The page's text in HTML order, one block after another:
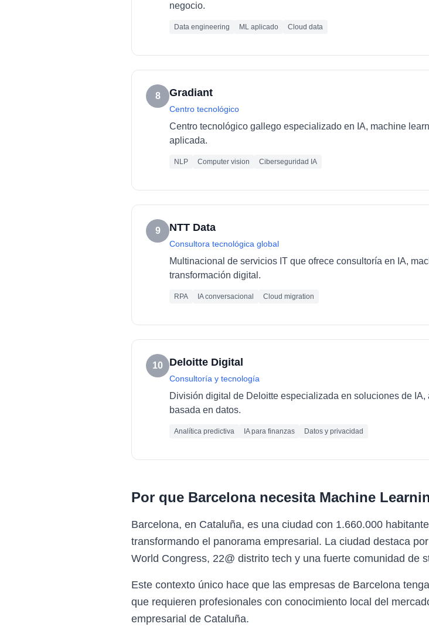
negocio.
Data engineering ML aplicado Cloud data
8 Gradiant
Centro tecnológico
Centro tecnológico gallego especializado en IA, machine
aplicada.
NLP Computer vision Ciberseguridad IA
9 NTT Data
Consultora tecnológica global
Multinacional de servicios IT que ofrece consultoría en IA,
transformación digital.
RPA IA conversacional Cloud migration
10 Deloitte Digital
Consultoría y tecnología
División digital de Deloitte especializada en soluciones de
basada en datos.
Analítica predictiva IA para finanzas Datos y privacidad
Por que Barcelonanecesita Machine
Barcelona, en Cataluña, es una ciudad con 1.660.000
transformando el panorama empresarial. La ciudad destaca
World Congress, 22@ distrito tech y una fuerte comunidad de
Este contexto único hace que las empresas de Barcelona
que requieren profesionales con conocimiento local del
empresarial de Cataluña.